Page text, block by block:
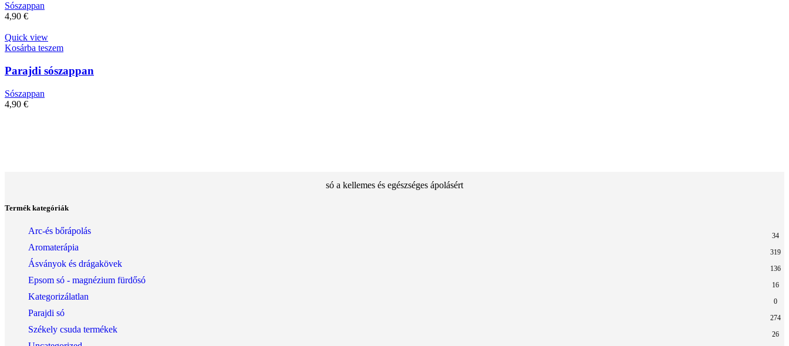
Sószappan
4,90 €
Quick view
Kosárba teszem
Parajdi sószappan
Sószappan
4,90 €
só a kellemes és egészséges ápolásért
Termék kategóriák
Arc-és bőrápolás 34
Aromaterápia 319
Ásványok és drágakövek 136
Epsom só - magnézium fürdősó 16
Kategorizálatlan 0
Parajdi só 274
Székely csuda termékek 26